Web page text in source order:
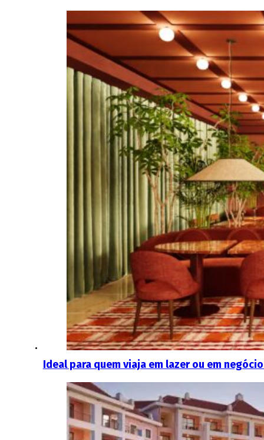
Ideal para quem viaja em lazer ou em